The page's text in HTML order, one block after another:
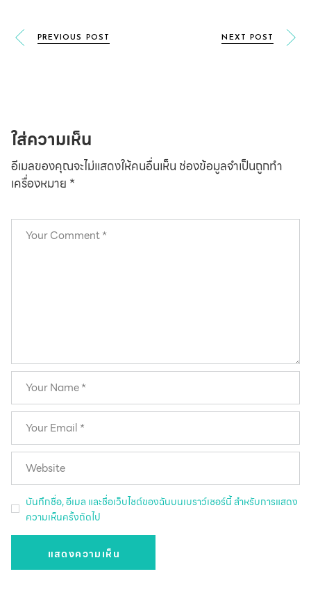
PREVIOUS POST NEXT POST
ใส่ความเห็น
อีเมลของคุณจะไม่แสดงให้คนอื่นเห็น ช่องข้อมูลจำเป็นถูกทำ
เครื่องหมาย *
บันทึกชื่อ, อีเมล และชื่อเว็บไซต์ของฉันบนเบราว์เซอร์นี้ สำหรับการแสดง
ความเห็นครั้งถัดไป
แสดงความเห็น